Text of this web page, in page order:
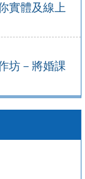
實體及線上
坊－將婚課